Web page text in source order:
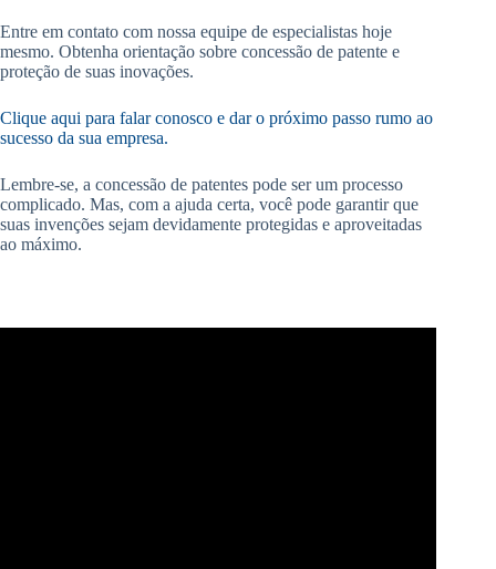
Entre em contato com nossa equipe de especialistas hoje
mesmo. Obtenha orientação sobre concessão de patente e
proteção de suas inovações.
Clique aqui para falar conosco e dar o próximo passo rumo ao
sucesso da sua empresa.
Lembre-se, a concessão de patentes pode ser um processo
complicado. Mas, com a ajuda certa, você pode garantir que
suas invenções sejam devidamente protegidas e aproveitadas
ao máximo.